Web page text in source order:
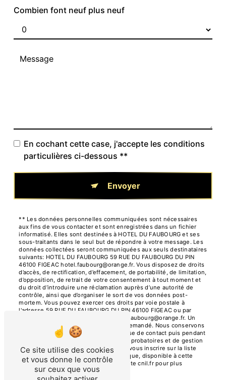
Combien font neuf plus neuf
En cochant cette case, j'accepte les conditions
particulières ci-dessous **
Envoyer
** Les données personnelles communiquées sont nécessaires
aux fins de vous contacter et sont enregistrées dans un fichier
informatisé. Elles sont destinées à HOTEL DU FAUBOURG et ses
sous-traitants dans le seul but de répondre à votre message. Les
données collectées seront communiquées aux seuls destinataires
suivants: HOTEL DU FAUBOURG 59 RUE DU FAUBOURG DU PIN
46100 FIGEAC hotel.faubourg@orange.fr. Vous disposez de droits
d’accès, de rectification, d’effacement, de portabilité, de limitation,
d’opposition, de retrait de votre consentement à tout moment et
du droit d’introduire une réclamation auprès d’une autorité de
contrôle, ainsi que d’organiser le sort de vos données post-
mortem. Vous pouvez exercer ces droits par voie postale à
l'adresse 59 RUE DU FAUBOURG DU PIN 46100 FIGEAC ou par
courrier électronique à l'adresse hotel.faubourg@orange.fr. Un
justificatif d'identité pourra vous être demandé. Nous conservons
vos données pendant la période de prise de contact puis pendant
la durée de prescription légale aux fins probatoires et de gestion
des contentieux. Vous avez le droit de vous inscrire sur la liste
d'opposition au démarchage téléphonique, disponible à cette
adresse:Bloctel.gouv.fr. Consultez le site cnil.fr pour plus
d’informations sur vos droits.
Ce site utilise des cookies
et vous donne le contrôle
sur ceux que vous